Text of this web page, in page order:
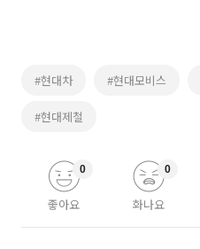
#현대차 #현대모비스
#현대제철
좋아요
0
화나요
0